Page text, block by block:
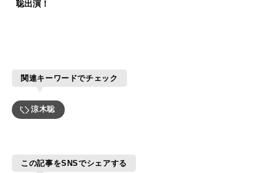
聡出演！
関連キーワードでチェック
涼木聡
この記事をSNSでシェアする